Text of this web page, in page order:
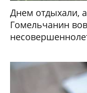
Днем отдыхали,
Гомельчанин